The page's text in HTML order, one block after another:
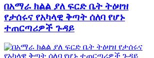
በአማራ ክልል ያለ ፍርድ ቤት ትዕዛዝ
የታሰሩና የአካላዊ ቅጣት ሰለባ የሆኑ
ተጠርጣሪዎች ጉዳይ